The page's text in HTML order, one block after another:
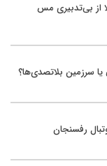
از بی‌تدبیری مس
سرزمین بلاتصدی‌ها؟
رفسنجان